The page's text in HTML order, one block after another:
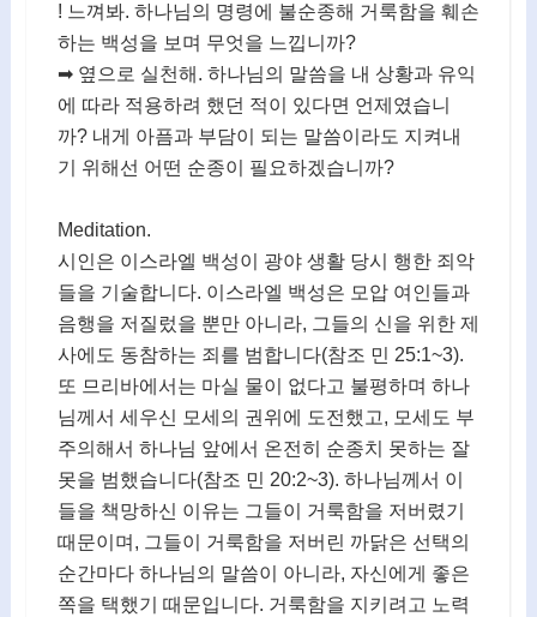
! 느껴봐. 하나님의 명령에 불순종해 거룩함을 훼손
하는 백성을 보며 무엇을 느낍니까?
➡ 옆으로 실천해. 하나님의 말씀을 내 상황과 유익
에 따라 적용하려 했던 적이 있다면 언제였습니
까? 내게 아픔과 부담이 되는 말씀이라도 지켜내
기 위해선 어떤 순종이 필요하겠습니까?
Meditation.
시인은 이스라엘 백성이 광야 생활 당시 행한 죄악
들을 기술합니다. 이스라엘 백성은 모압 여인들과
음행을 저질렀을 뿐만 아니라, 그들의 신을 위한 제
사에도 동참하는 죄를 범합니다(참조 민 25:1~3).
또 므리바에서는 마실 물이 없다고 불평하며 하나
님께서 세우신 모세의 권위에 도전했고, 모세도 부
주의해서 하나님 앞에서 온전히 순종치 못하는 잘
못을 범했습니다(참조 민 20:2~3). 하나님께서 이
들을 책망하신 이유는 그들이 거룩함을 저버렸기
때문이며, 그들이 거룩함을 저버린 까닭은 선택의
순간마다 하나님의 말씀이 아니라, 자신에게 좋은
쪽을 택했기 때문입니다. 거룩함을 지키려고 노력